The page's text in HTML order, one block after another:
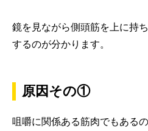
鏡を見ながら側頭筋を上に持
するのが分かります。
原因その①
咀嚼に関係ある筋肉でもある